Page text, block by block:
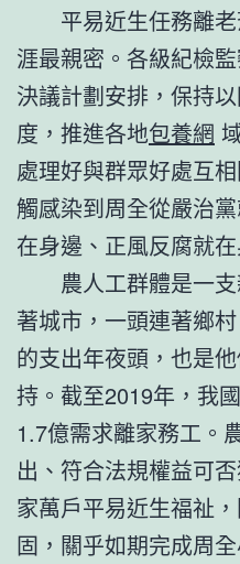
平易近生任務離老
涯最親密。各級紀檢
決議計劃安排，保持
度，推進各地包養網
處理好與群眾好處互
觸感染到周全從嚴治
在身邊、正風反腐就在
農人工群體是一支
著城市，一頭連著鄉
的支出年夜頭，也是
持。截至2019年，我
1.7億需求離家務工。
出、符合法規權益可
家萬戶平易近生福祉
固，關乎如期完成周全